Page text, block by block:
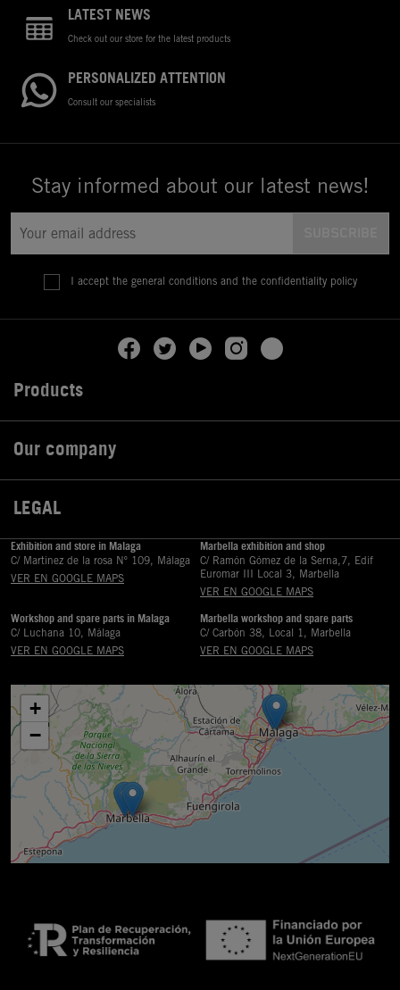
LATEST NEWS
Check out our store for the latest products
PERSONALIZED ATTENTION
Consult our specialists
Stay informed about our latest news!
I accept the general conditions and the confidentiality policy
Products
Our company
LEGAL
Exhibition and store in Malaga
C/ Martinez de la rosa Nº 109, Málaga
VER EN GOOGLE MAPS
Marbella exhibition and shop
C/ Ramón Gómez de la Serna,7, Edif
Euromar III Local 3, Marbella
VER EN GOOGLE MAPS
Workshop and spare parts in Malaga
C/ Luchana 10, Málaga
VER EN GOOGLE MAPS
Marbella workshop and spare parts
C/ Carbón 38, Local 1, Marbella
VER EN GOOGLE MAPS
+
−